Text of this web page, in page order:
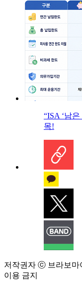
“ISA ‘남
목!
저작권자 ⓒ 브라보마
이용 금지